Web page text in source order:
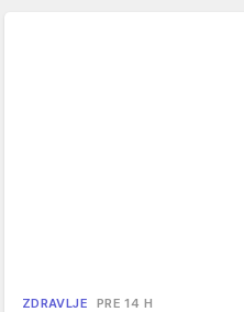
ZDRAVLJE PRE 14 H